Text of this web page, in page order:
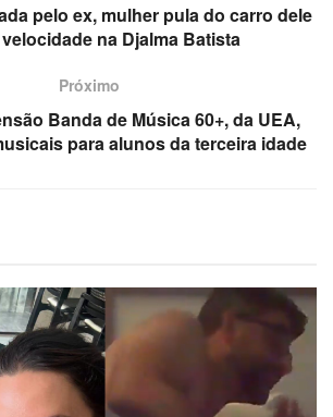
pelo ex, mulher pula do carro dele
na Djalma Batista
Próximo
Banda de Música 60+, da UEA,
para alunos da terceira idade